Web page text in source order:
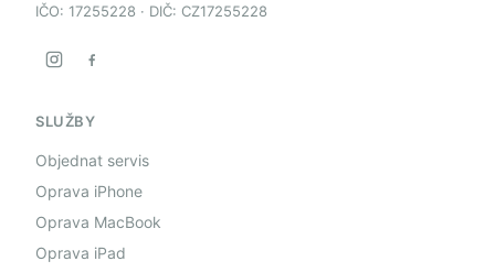
IČO: 17255228 · DIČ: CZ17255228
SLUŽBY
Objednat servis
Oprava iPhone
Oprava MacBook
Oprava iPad